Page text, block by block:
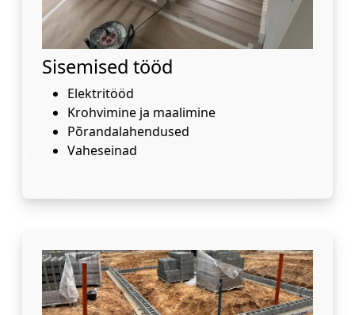
Sisemised tööd
Elektritööd
Krohvimine ja maalimine
Põrandalahendused
Vaheseinad